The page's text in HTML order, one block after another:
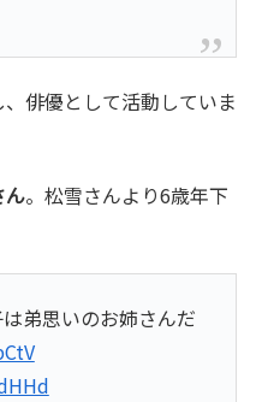
俳優として活動していま
ん。松雪さんより6歳年下
弟思いのお姉さんだ